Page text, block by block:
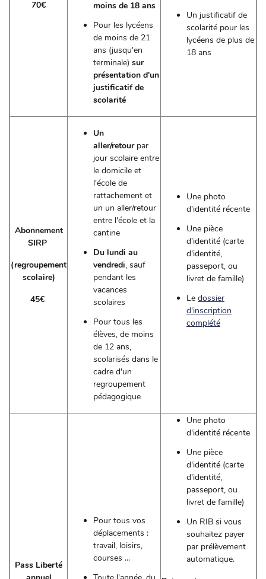
70€
moins de 18 ans
Pour les lycéens
de moins de 21
ans (jusqu'en
terminale) sur
présentation d'un
justificatif de
scolarité
Un justificatif de
scolarité pour les
lycéens de plus de
18 ans
Abonnement
SIRP
(regroupement
scolaire)
45€
Un
aller/retour par
jour scolaire entre
le domicile et
l'école de
rattachement et
un un aller/retour
entre l'école et la
cantine
Du lundi au
vendredi, sauf
pendant les
vacances
scolaires
Pour tous les
élèves, de moins
de 12 ans,
scolarisés dans le
cadre d'un
regroupement
pédagogique
Une photo
d'identité récente
Une pièce
d'identité (carte
d'identité,
passeport, ou
livret de famille)
Le dossier
d'inscription
complété
Pass Liberté
Pour tous vos
déplacements :
travail, loisirs,
courses ...
Une photo
d'identité récente
Une pièce
d'identité (carte
d'identité,
passeport, ou
livret de famille)
Un RIB si vous
souhaitez payer
par prélèvement
automatique.